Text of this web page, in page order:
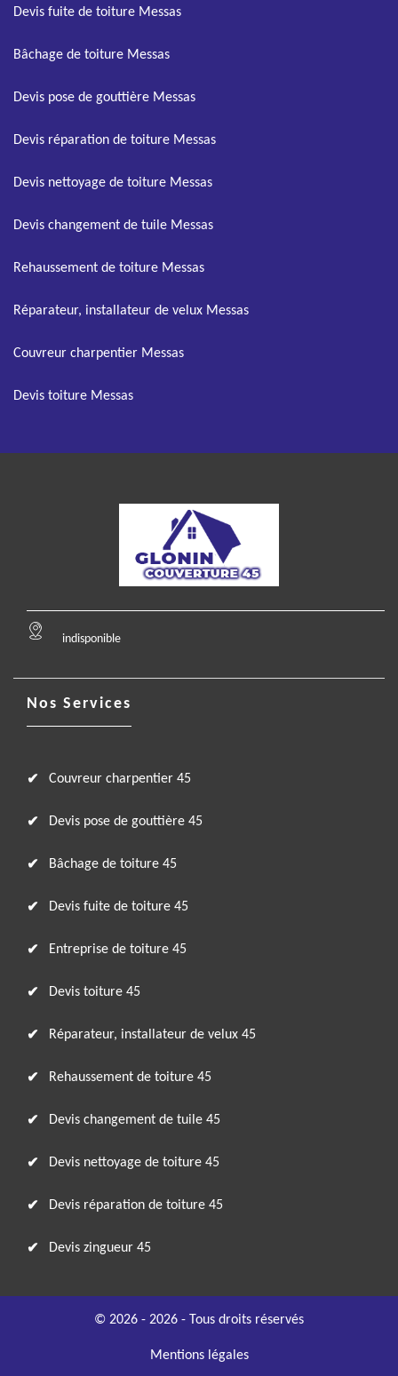
Devis fuite de toiture Messas
Bâchage de toiture Messas
Devis pose de gouttière Messas
Devis réparation de toiture Messas
Devis nettoyage de toiture Messas
Devis changement de tuile Messas
Rehaussement de toiture Messas
Réparateur, installateur de velux Messas
Couvreur charpentier Messas
Devis toiture Messas
indisponible
Nos Services
Couvreur charpentier 45
Devis pose de gouttière 45
Bâchage de toiture 45
Devis fuite de toiture 45
Entreprise de toiture 45
Devis toiture 45
Réparateur, installateur de velux 45
Rehaussement de toiture 45
Devis changement de tuile 45
Devis nettoyage de toiture 45
Devis réparation de toiture 45
Devis zingueur 45
© 2026 - 2026 - Tous droits réservés
Mentions légales